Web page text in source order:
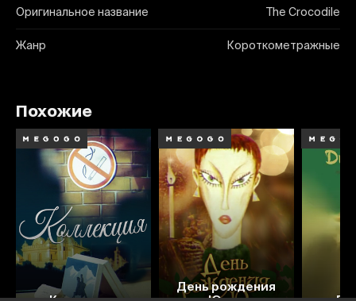
Оригинальное название The Crocodile
Жанр Короткометражные
Похожие
День рождения
4.9 6.4